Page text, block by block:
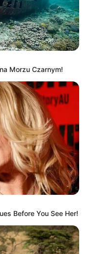
Morzu Czarnym!
Before You See Her!